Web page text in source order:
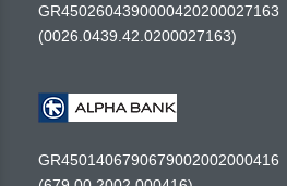
GR4502604390000420200027163
(0026.0439.42.0200027163)
GR4501406790679002002000416